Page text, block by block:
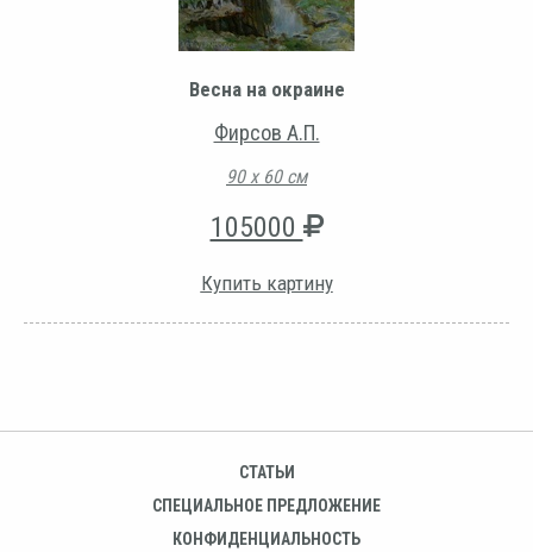
Весна на окраине
Фирсов А.П.
90 х 60 см
105000
Купить картину
СТАТЬИ
СПЕЦИАЛЬНОЕ ПРЕДЛОЖЕНИЕ
КОНФИДЕНЦИАЛЬНОСТЬ